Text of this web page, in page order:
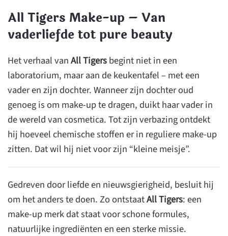
All Tigers Make-up – Van
vaderliefde tot pure beauty
Het verhaal vanAll Tigersbegint niet in een
laboratorium, maar aan de keukentafel – met een
vader en zijn dochter. Wanneer zijn dochter oud
genoeg is om make-up te dragen, duikt haar vader in
de wereld van cosmetica. Tot zijn verbazing ontdekt
hij hoeveel chemische stoffen er in reguliere make-up
zitten. Dat wil hij niet voor zijn “kleine meisje”.
Gedreven door liefde en nieuwsgierigheid, besluit hij
om het anders te doen. Zo ontstaatAll Tigers: een
make-up merk dat staat voor schone formules,
natuurlijke ingrediënten en een sterke missie.